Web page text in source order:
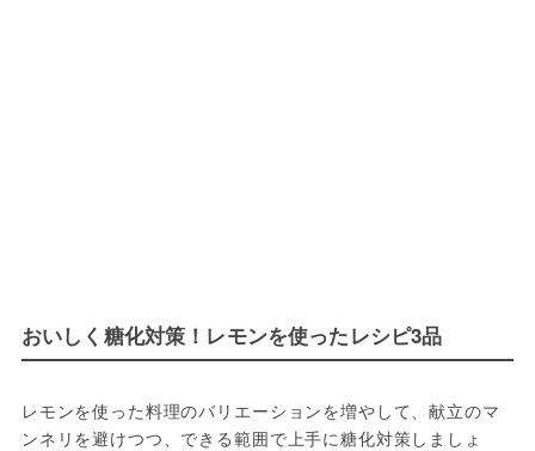
おいしく糖化対策！レモンを使ったレシピ3品
レモンを使った料理のバリエーションを増やして、献立のマ
ンネリを避けつつ、できる範囲で上手に糖化対策しましょ